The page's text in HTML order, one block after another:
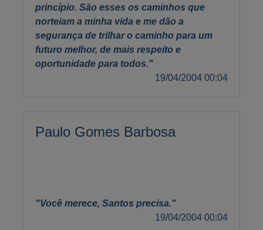
princípio. São esses os caminhos que
norteiam a minha vida e me dão a
segurança de trilhar o caminho para um
futuro melhor, de mais respeito e
oportunidade para todos."
19/04/2004 00:04
Paulo Gomes Barbosa
"Você merece, Santos precisa."
19/04/2004 00:04